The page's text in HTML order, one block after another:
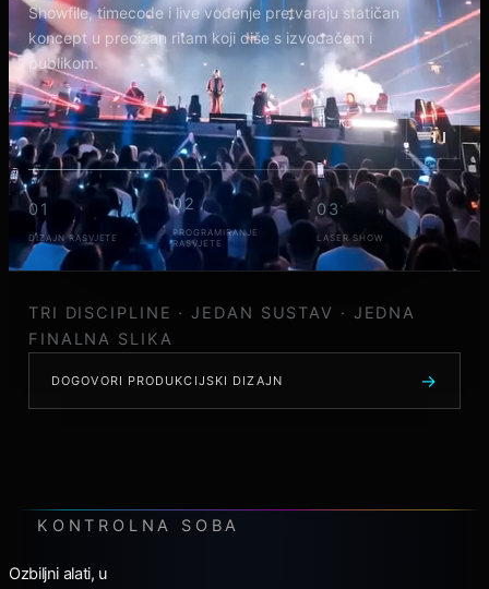
Showfile, timecode i live vođenje pretvaraju statičan
koncept u precizan ritam koji diše s izvođačem i
publikom.
01
DIZAJN RASVJETE
02
PROGRAMIRANJE
RASVJETE
03
LASER SHOW
TRI DISCIPLINE · JEDAN SUSTAV · JEDNA
FINALNA SLIKA
DOGOVORI PRODUKCIJSKI DIZAJN
KONTROLNA SOBA
Ozbiljni alati, u